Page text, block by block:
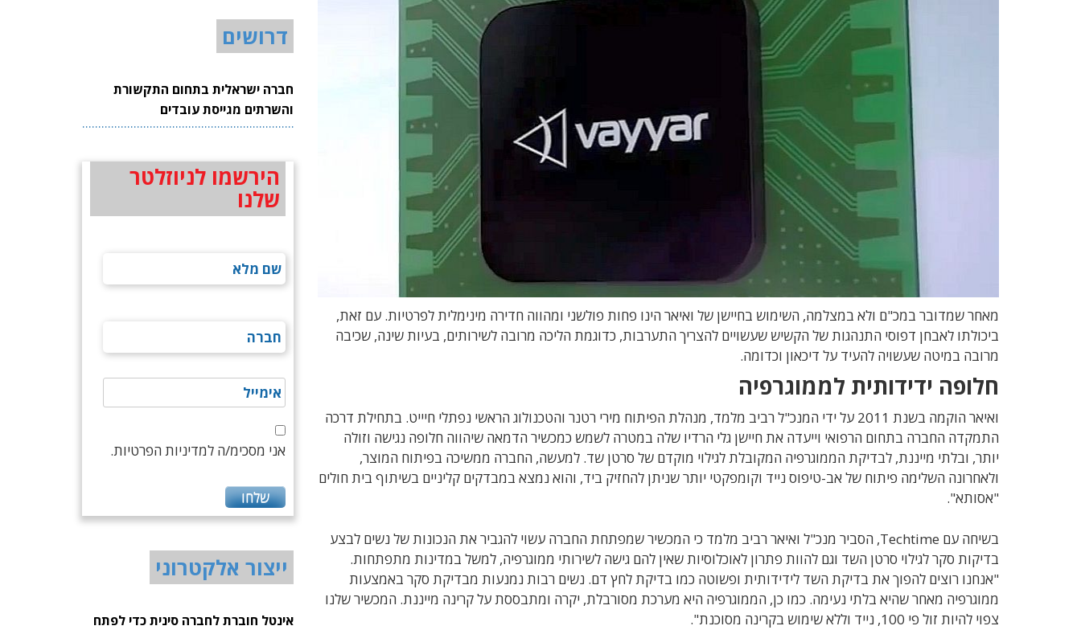
מאחר שמדובר במכ"ם ולא במצלמה, השימוש בחיישן של ואיאר הינו פחות פולשני ומהווה חדירה מינימלית לפרטיות. עם זאת,
ביכולתו לאבחן דפוסי התנהגות של הקשיש שעשויים להצריך התערבות, כדוגמת הליכה מרובה לשירותים, בעיות שינה, שכיבה
מרובה במיטה שעשויה להעיד על דיכאון וכדומה.
חלופה ידידותית לממוגרפיה
ואיאר הוקמה בשנת 2011 על ידי המנכ"ל רביב מלמד, מנהלת הפיתוח מירי רטנר והטכנולוג הראשי נפתלי חיייט. בתחילת דרכה
התמקדה החברה בתחום הרפואי וייעדה את חיישן גלי הרדיו שלה במטרה לשמש כמכשיר הדמאה שיהווה חלופה נגישה וזולה
יותר, ובלתי מייננת, לבדיקת הממוגרפיה המקובלת לגילוי מוקדם של סרטן שד. למעשה, החברה ממשיכה בפיתוח המוצר,
ולאחרונה השלימה פיתוח של אב-טיפוס נייד וקומפקטי יותר שניתן להחזיק ביד, והוא נמצא במבדקים קליניים בשיתוף בית חולים
"אסותא".
בשיחה עם Techtime, הסביר מנכ"ל ואיאר רביב מלמד כי המכשיר שמפתחת החברה עשוי להגביר את הנכונות של נשים לבצע
בדיקות סקר לגילוי סרטן השד וגם להוות פתרון לאוכלוסיות שאין להם גישה לשירותי ממוגרפיה, למשל במדינות מתפתחות.
"אנחנו רוצים להפוך את בדיקת השד לידידותית ופשוטה כמו בדיקת לחץ דם. נשים רבות נמנעות מבדיקת סקר באמצעות
ממוגרפיה מאחר שהיא בלתי נעימה. כמו כן, הממוגרפיה היא מערכת מסורבלת, יקרה ומתבססת על קרינה מייננת. המכשיר שלנו
צפוי להיות זול פי 100, נייד וללא שימוש בקרינה מסוכנת".
דרושים
חברה ישראלית בתחום התקשורת
והשרתים מגייסת עובדים
הירשמו לניוזלטר
שלנו
אני מסכימ/ה למדיניות הפרטיות.
ייצור אלקטרוני
אינטל חוברת לחברה סינית כדי לפתח